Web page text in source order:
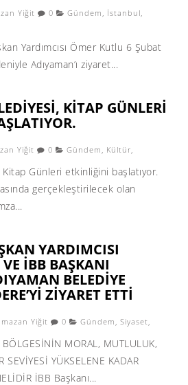
Yiğit 0 Gündem , İstanbul,
Yardımcısı Ömer Kutlu 6 Şubat
Adıyaman’ı ziyaret...
KITAP GÜNLERI
Yiğit 0 Gündem , Kültür,
Kitap Günleri etkinliğini başlatıyor.
gerçekleştirilecek olan
YARDIMCISI
VE İBB BAŞKANI
BELEDIYE
ZIYARET ETTI
Yiğit 0 Gündem , Siyaset,
MORAL, MUTLULUK,
YÜKSELENE KADAR
İBB Başkanı...